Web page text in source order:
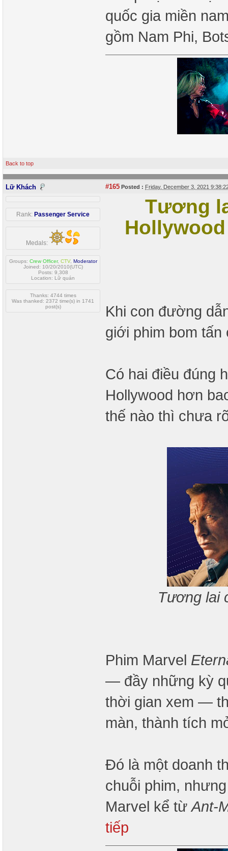
quốc gia miền
gồm Nam Phi,
Back to top
Lữ Khách #165 Posted : Friday, December 3, 2021
Rank: Passenger Service
Medals:
Groups: Crew Officer, CTV, Moderator
Joined: 10/20/2010(UTC)
Posts: 9,308
Location: Lữ quán
Thanks: 4744 times
Was thanked: 2372 time(s) in 1741
post(s)
Tương
Khi con đường
giới phim bom tấn
Có hai điều đúng
Hollywood hơn
thế nào thì chưa
Tương lai
Phim Marvel
— đầy những kỳ
thời gian xem —
màn, thành tích
Đó là một doanh
chuỗi phim,
Marvel kể từAnt-
tiếp